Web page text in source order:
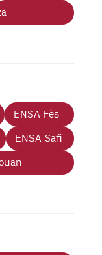
ENSA Fès
ENSA Safi